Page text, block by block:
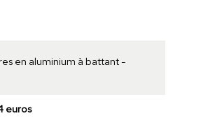
en aluminium à battant -
euros